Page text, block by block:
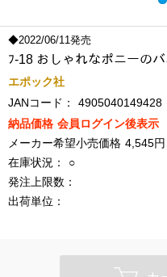
◆2022/06/11発売
ﾌ-18 おしゃれなポニーの
エポック社
JANコード：
4905040149428
納品価格 会員ログイン後表示
メーカー希望小売価格 4,545円
在庫状況：
○
発注上限数：
出荷単位：